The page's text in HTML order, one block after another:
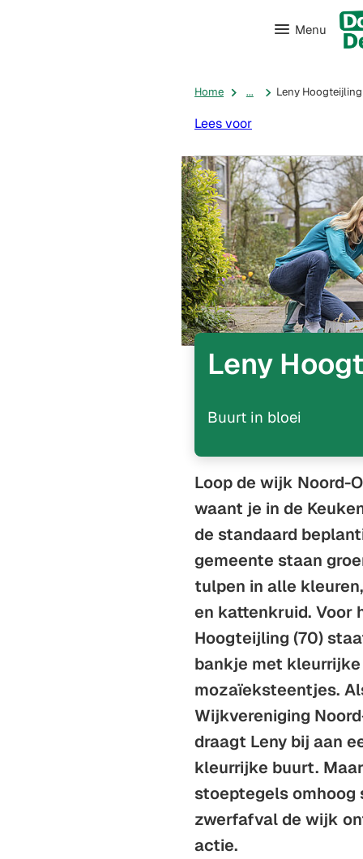
Menu
Home ... Leny Hoogteijling
Lees voor
Leny
Buurt in bloei
Loop de wijk Noord-
waant je in de
de standaard
gemeente staan
tulpen in alle
en kattenkruid. Voor
Hoogteijling (70)
bankje met kleurrijke
mozaïeksteentjes.
Wijkvereniging
draagt Leny bij aan
kleurrijke buurt.
stoeptegels omhoog
zwerfafval de wijk
actie.